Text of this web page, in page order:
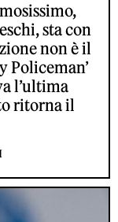
sta con
non è il
Policeman’
l’ultima
ritorna il